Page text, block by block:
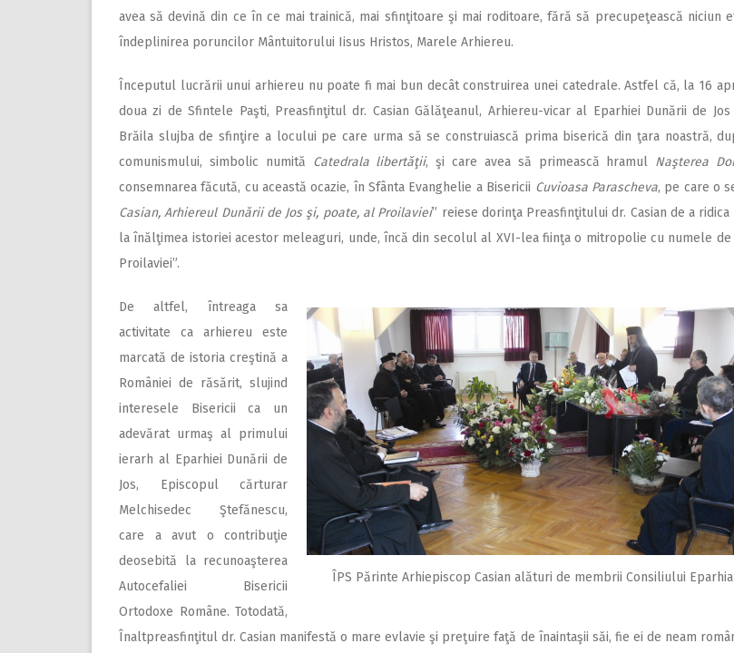
avea să devină din ce în ce mai trainică, mai sfinţitoare şi mai roditoare, fără să precupeţească niciun
îndeplinirea poruncilor Mântuitorului Iisus Hristos, Marele Arhiereu.
Începutul lucrării unui arhiereu nu poate fi mai bun decât construirea unei catedrale. Astfel că, la 16
doua zi de Sfintele Paşti, Preasfinţitul dr. Casian Gălăţeanul, Arhiereu-vicar al Eparhiei Dunării de
Brăila slujba de sfinţire a locului pe care urma să se construiască prima biserică din ţara noastră,
comunismului, simbolic numită Catedrala libertăţii, şi care avea să primească hramul Naşterea
consemnarea făcută, cu această ocazie, în Sfânta Evanghelie a Bisericii Cuvioasa Parascheva, pe care o
Casian, Arhiereul Dunării de Jos şi, poate, al Proilaviei” reiese dorinţa Preasfinţitului dr. Casian de a
la înălţimea istoriei acestor meleaguri, unde, încă din secolul al XVI-lea fiinţa o mitropolie cu numele de
Proilaviei”.
ÎPS Părinte Arhiepiscop Casian alături de membrii Consiliului
De altfel, întreaga sa
activitate ca arhiereu este
marcată de istoria creştină a
României de răsărit, slujind
interesele Bisericii ca un
adevărat urmaş al primului
ierarh al Eparhiei Dunării de
Jos, Episcopul cărturar
Melchisedec Ştefănescu,
care a avut o contribuţie
deosebită la recunoaşterea
Autocefaliei Bisericii
Ortodoxe Române. Totodată,
Înaltpreasfinţitul dr. Casian manifestă o mare evlavie şi preţuire faţă de înaintaşii săi, fie ei de neam